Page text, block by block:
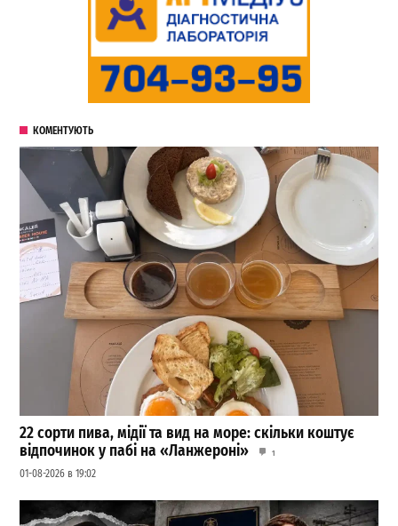
КОМЕНТУЮТЬ
22 сорти пива, мідії та вид на море: скільки коштує
відпочинок у пабі на «Ланжероні»
1
01-08-2026 в 19:02